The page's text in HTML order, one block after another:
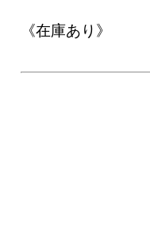
《在庫あり》